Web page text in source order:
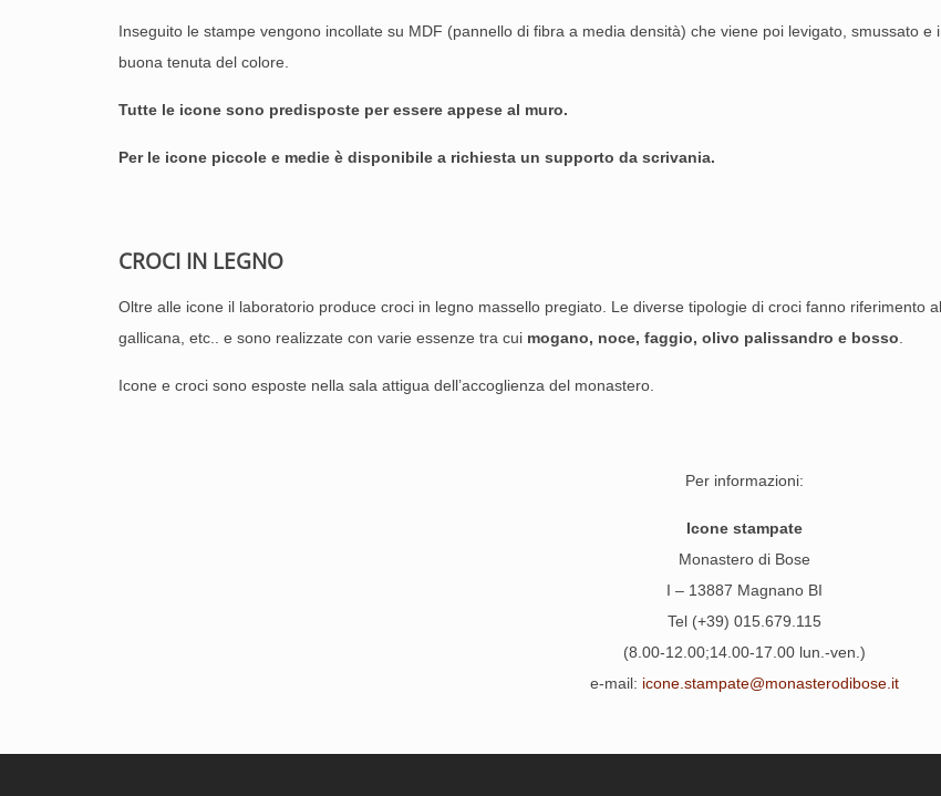
Inseguito le stampe vengono incollate su MDF (pannello di fibra a media densità) che viene poi levigato, smussato
buona tenuta del colore.
Tutte le icone sono predisposte per essere appese al muro.
Per le icone piccole e medie è disponibile a richiesta un supporto da scrivania.
CROCI IN LEGNO
Oltre alle icone il laboratorio produce croci in legno massello pregiato. Le diverse tipologie di croci fanno riferimento
gallicana, etc.. e sono realizzate con varie essenze tra cui mogano, noce, faggio, olivo palissandro e bosso
Icone e croci sono esposte nella sala attigua dell’accoglienza del monastero.
Per informazioni:
Icone stampate
Monastero di Bose
I – 13887 Magnano BI
Tel (+39) 015.679.115
(8.00-12.00;14.00-17.00 lun.-ven.)
e-mail: icone.stampate@monasterodibose.it